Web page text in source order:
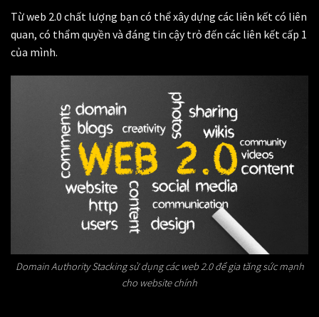
Từ web 2.0 chất lượng bạn có thể xây dựng các liên kết có liên
quan, có thẩm quyền và đáng tin cậy trỏ đến các liên kết cấp 1
của mình.
Domain Authority Stacking sử dụng các web 2.0 để gia tăng sức mạnh
cho website chính